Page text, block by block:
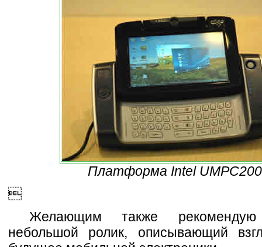
Платформа Intel

Желающим также рекомендую
небольшой ролик, описывающий